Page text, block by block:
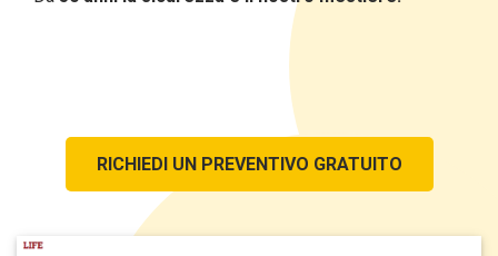
RICHIEDI UN PREVENTIVO GRATUITO